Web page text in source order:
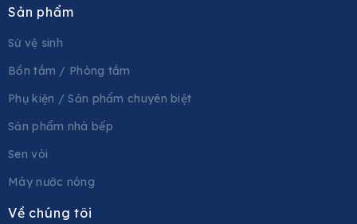
Sản phẩm
Sứ vệ sinh
Bồn tắm / Phòng tắm
Phụ kiện / Sản phẩm chuyên biệt
Sản phẩm nhà bếp
Sen vòi
Máy nước nóng
Về chúng tôi